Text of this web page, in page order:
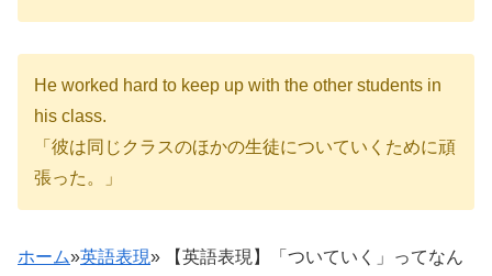
He worked hard to keep up with the other students in
his class.
「彼は同じクラスのほかの生徒についていくために頑
張った。」
ホーム»英語表現» 【英語表現】「ついていく」ってなん